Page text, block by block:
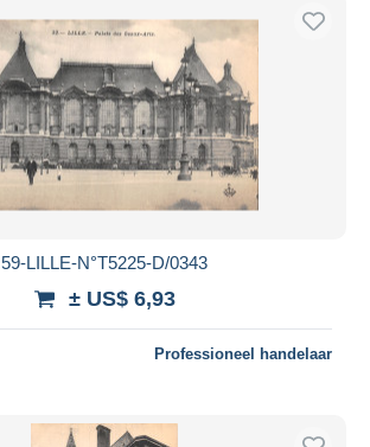
59-LILLE-N°T5225-D/0343
± US$ 6,93
Professioneel handelaar